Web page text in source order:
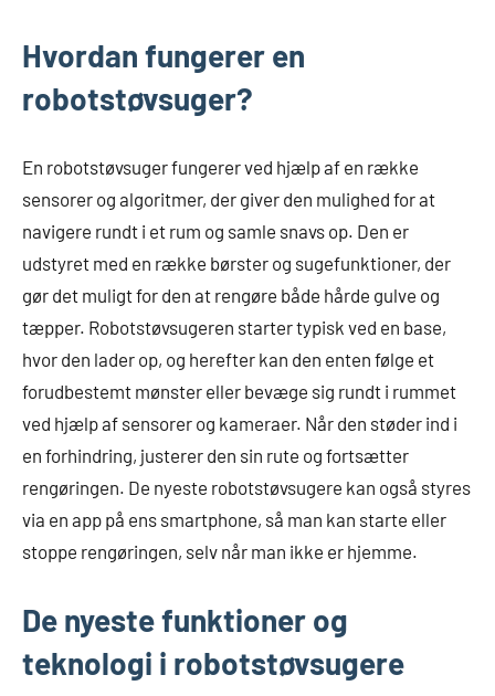
Hvordan fungerer en
robotstøvsuger?
En robotstøvsuger fungerer ved hjælp af en række
sensorer og algoritmer, der giver den mulighed for at
navigere rundt i et rum og samle snavs op. Den er
udstyret med en række børster og sugefunktioner, der
gør det muligt for den at rengøre både hårde gulve og
tæpper. Robotstøvsugeren starter typisk ved en base,
hvor den lader op, og herefter kan den enten følge et
forudbestemt mønster eller bevæge sig rundt i rummet
ved hjælp af sensorer og kameraer. Når den støder ind i
en forhindring, justerer den sin rute og fortsætter
rengøringen. De nyeste robotstøvsugere kan også styres
via en app på ens smartphone, så man kan starte eller
stoppe rengøringen, selv når man ikke er hjemme.
De nyeste funktioner og
teknologi i robotstøvsugere